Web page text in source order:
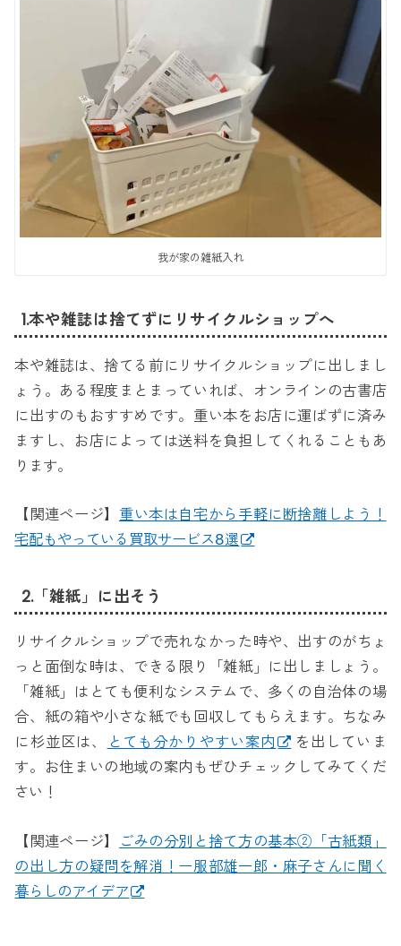
我が家の雑紙入れ
1.本や雑誌は捨てずにリサイクルショップへ
本や雑誌は、捨てる前にリサイクルショップに出しまし
ょう。ある程度まとまっていれば、オンラインの古書店
に出すのもおすすめです。重い本をお店に運ばずに済み
ますし、お店によっては送料を負担してくれることもあ
ります。
【関連ページ】 重い本は自宅から手軽に断捨離しよう！
宅配もやっている買取サービス8選
2.「雑紙」に出そう
リサイクルショップで売れなかった時や、出すのがちょ
っと面倒な時は、できる限り「雑紙」に出しましょう。
「雑紙」はとても便利なシステムで、多くの自治体の場
合、紙の箱や小さな紙でも回収してもらえます。ちなみ
に杉並区は、
とても分かりやすい案内
を出していま
す。お住まいの地域の案内もぜひチェックしてみてくだ
さい！
【関連ページ】
ごみの分別と捨て方の基本②「古紙類」
の出し方の疑問を解消！ー服部雄一郎・麻子さんに聞く
暮らしのアイデア